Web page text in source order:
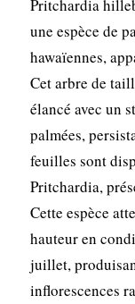
Pritchardia
une espèce de
hawaïennes,
Cet arbre de
élancé avec un
palmées,
feuilles sont
Pritchardia,
Cette espèce
hauteur en
juillet,
inflorescences